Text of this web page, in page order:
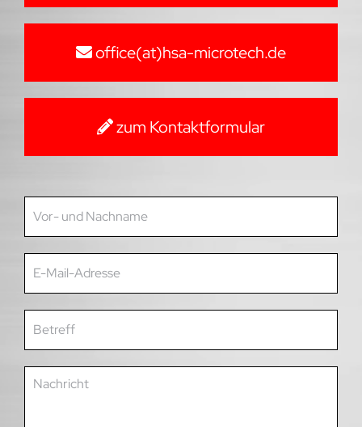
office(at)hsa-microtech.de
zum Kontaktformular